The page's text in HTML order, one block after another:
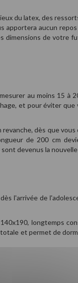
du latex, des
aucun
de votre
au moins 15
et pour éviter
dès que
de 200 cm
devenus la
l'arrivée de
longtemps
et permet de